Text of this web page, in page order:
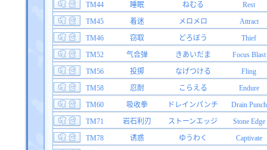
TM44
睡眠 ねむる
Rest
TM45
着迷 メロメロ
Attract
TM46
窃取 どろぼう
Thief
TM52
气合弹 きあいだま
Focus Blast
TM56
投掷 なげつける
Fling
TM58
忍耐 こらえる
Endure
TM60
吸收拳 ドレインパンチ
Drain Punch
TM71
岩石利刃 ストーンエッジ
Stone Edge
TM78
诱惑 ゆうわく
Captivate